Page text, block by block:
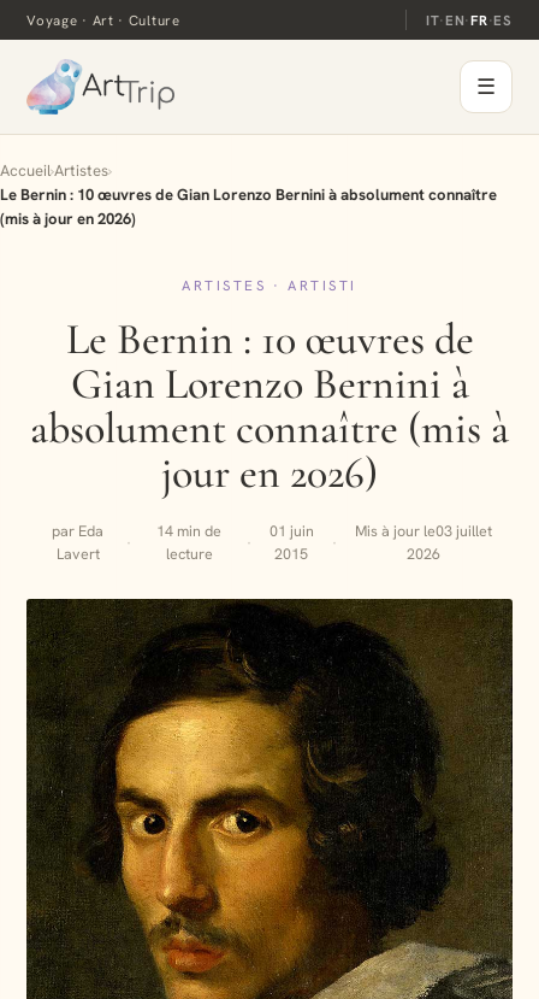
Voyage · Art · Culture IT·EN·FR·ES
☰
Accueil›Artistes›
Le Bernin : 10 œuvres de Gian Lorenzo Bernini à absolument connaître
(mis à jour en 2026)
ARTISTES · ARTISTI
Le Bernin : 10 œuvres de
Gian Lorenzo Bernini à
absolument connaître (mis à
jour en 2026)
par Eda
Lavert
·
14 min de
lecture
·
01 juin
2015
·
Mis à jour le03 juillet
2026